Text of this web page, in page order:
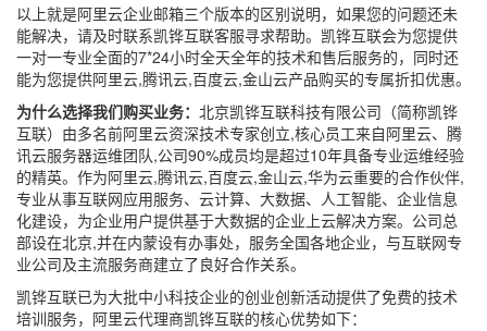
以上就是阿里云企业邮箱三个版本的区别说明，如果您的问题还未
能解决，请及时联系凯铧互联客服寻求帮助。凯铧互联会为您提供
一对一专业全面的7*24小时全天全年的技术和售后服务的，同时还
能为您提供阿里云,腾讯云,百度云,金山云产品购买的专属折扣优惠。
为什么选择我们购买业务： 北京凯铧互联科技有限公司（简称凯铧
互联）由多名前阿里云资深技术专家创立,核心员工来自阿里云、腾
讯云服务器运维团队,公司90%成员均是超过10年具备专业运维经验
的精英。作为阿里云,腾讯云,百度云,金山云,华为云重要的合作伙伴,
专业从事互联网应用服务、云计算、大数据、人工智能、企业信息
化建设，为企业用户提供基于大数据的企业上云解决方案。公司总
部设在北京,并在内蒙设有办事处，服务全国各地企业，与互联网专
业公司及主流服务商建立了良好合作关系。
凯铧互联已为大批中小科技企业的创业创新活动提供了免费的技术
培训服务，阿里云代理商凯铧互联的核心优势如下：